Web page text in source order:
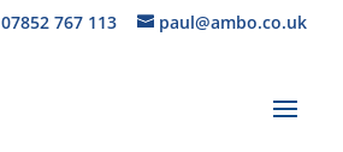
07852 767 113 paul@ambo.co.uk